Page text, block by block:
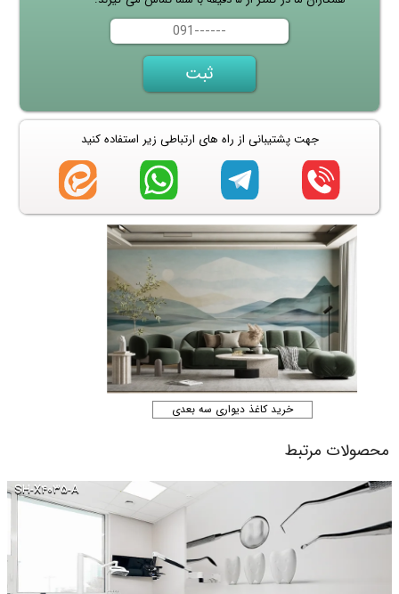
جهت پشتیبانی از راه های ارتباطی زیر استفاده کنید
خرید کاغذ دیواری سه بعدی
محصولات مرتبط
SH-X۴۰۳۵-A